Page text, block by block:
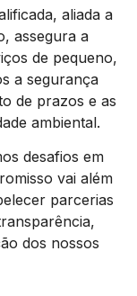
aliada a
assegura a
de pequeno,
a segurança
de prazos e as
ambiental.
desafios em
vai além
parcerias
dos nossos